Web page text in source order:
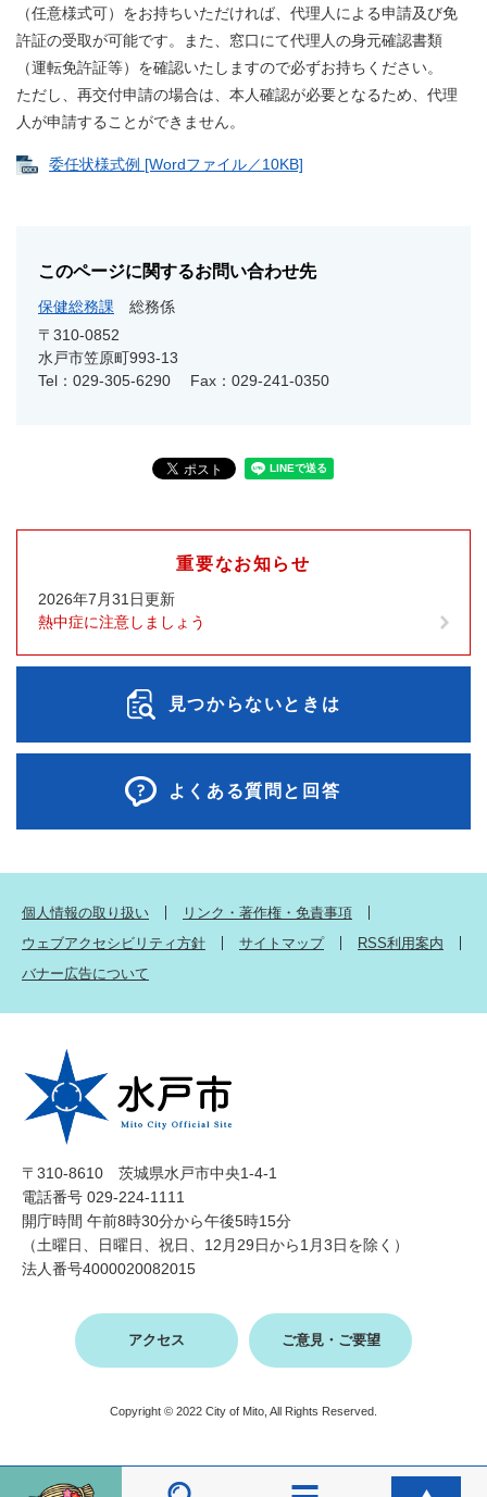
（任意様式可）をお持ちいただければ、代理人による申請及び免
許証の受取が可能です。また、窓口にて代理人の身元確認書類
（運転免許証等）を確認いたしますので必ずお持ちください。
ただし、再交付申請の場合は、本人確認が必要となるため、代理
人が申請することができません。
委任状様式例 [Wordファイル／10KB]
このページに関するお問い合わせ先
保健総務課
総務係
〒310-0852
水戸市笠原町993-13
Tel：029-305-6290
Fax：029-241-0350
重要なお知らせ
2026年7月31日更新
熱中症に注意しましょう
見つからないときは
よくある質問と回答
個人情報の取り扱い
リンク・著作権・免責事項
ウェブアクセシビリティ方針
サイトマップ
RSS利用案内
バナー広告について
〒310-8610 茨城県水戸市中央1-4-1
電話番号 029-224-1111
開庁時間 午前8時30分から午後5時15分
（土曜日、日曜日、祝日、12月29日から1月3日を除く）
法人番号4000020082015
アクセス ご意見・ご要望
Copyright © 2022 City of Mito, All Rights Reserved.